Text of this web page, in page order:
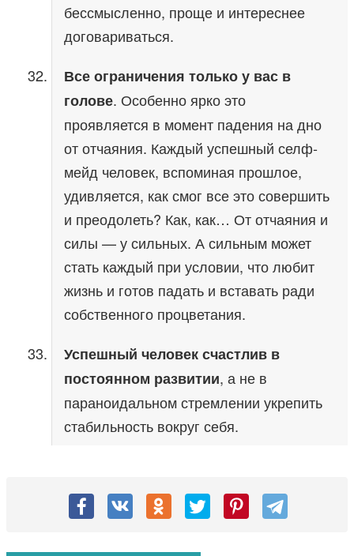
бессмысленно, проще и интереснее
договариваться.
Все ограничения только у вас в
голове. Особенно ярко это
проявляется в момент падения на дно
от отчаяния. Каждый успешный селф-
мейд человек, вспоминая прошлое,
удивляется, как смог все это совершить
и преодолеть? Как, как… От отчаяния и
силы — у сильных. А сильным может
стать каждый при условии, что любит
жизнь и готов падать и вставать ради
собственного процветания.
Успешный человек счастлив в
постоянном развитии, а не в
параноидальном стремлении укрепить
стабильность вокруг себя.